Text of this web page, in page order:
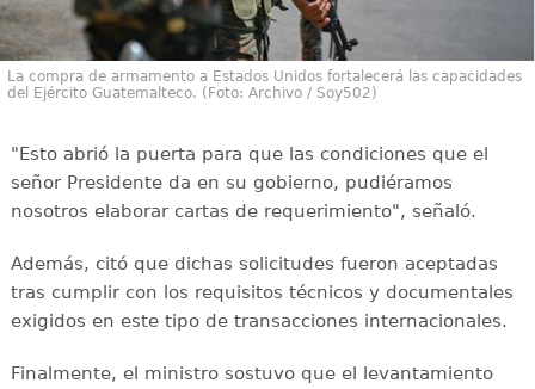
La compra de armamento a Estados Unidos fortalecerá las capacidades
del Ejército Guatemalteco. (Foto: Archivo / Soy502)
"Esto abrió la puerta para que las condiciones que el
señor Presidente da en su gobierno, pudiéramos
nosotros elaborar cartas de requerimiento", señaló.
Además, citó que dichas solicitudes fueron aceptadas
tras cumplir con los requisitos técnicos y documentales
exigidos en este tipo de transacciones internacionales.
Finalmente, el ministro sostuvo que el levantamiento